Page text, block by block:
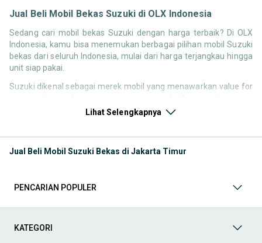
Jual Beli Mobil Bekas Suzuki di OLX Indonesia
Sedang cari mobil bekas Suzuki dengan harga terbaik? Di OLX
Indonesia, kamu bisa menemukan berbagai pilihan mobil Suzuki
bekas dari seluruh Indonesia, mulai dari harga terjangkau hingga
unit siap pakai.
Suzuki dikenal sebagai merek mobil yang menawarkan value for
konsumsi bahan bakar yang efisien. Hal ini membuat pencarian
Melalui halaman ini, kamu bisa membandingkan berbagai listing
Model Mobil Bekas Suzuki yang Paling Banyak Dicari
Beberapa model Suzuki memiliki permintaan tinggi di pasar
Lihat Selengkapnya
Jual Beli Mobil Suzuki Bekas di Jakarta Timur
PENCARIAN POPULER
KATEGORI